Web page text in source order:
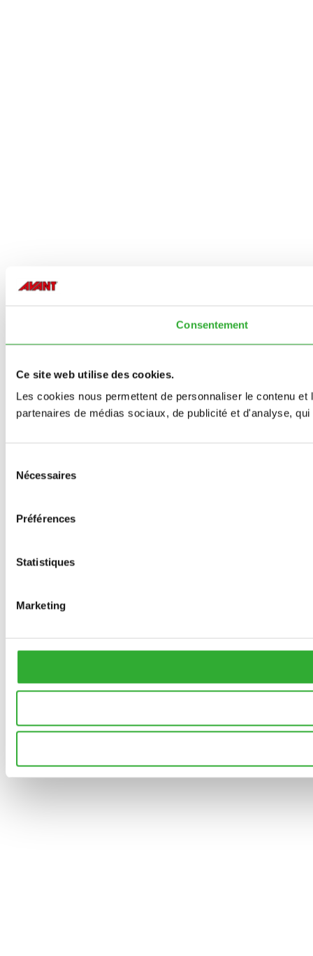
Consentement
Ce site web utilise des cookies.
Les cookies nous permettent de personnaliser le contenu
partenaires de médias sociaux, de publicité et d'analyse,
Nécessaires
Préférences
Statistiques
Marketing